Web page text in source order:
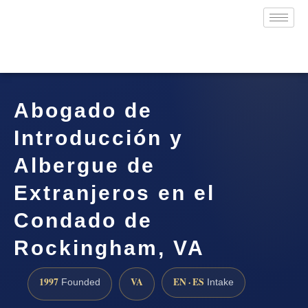
Abogado de
Introducción y
Albergue de
Extranjeros en el
Condado de
Rockingham, VA
1997 Founded VA EN · ES Intake